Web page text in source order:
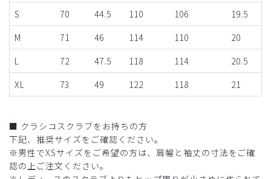
S
70 44.5 110 106
19.5
M
71 46 114 110
20
L
72 47.5 118 114
20.5
XL
73 49 122 118 21
■ クラシコスクラブをお持ちの方
下記、推奨サイズをご確認ください。
※男性でXSサイズをご希望の方は、肩幅と袖丈の寸法をご確
認の上ご注文ください。